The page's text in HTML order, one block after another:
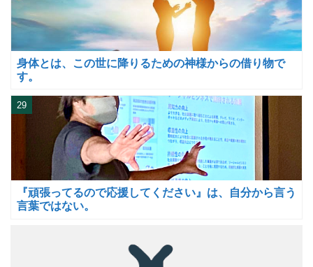
身体とは、この世に降りるための神様からの借り物で
す。
『頑張ってるので応援してください』は、自分から言う
言葉ではない。
29